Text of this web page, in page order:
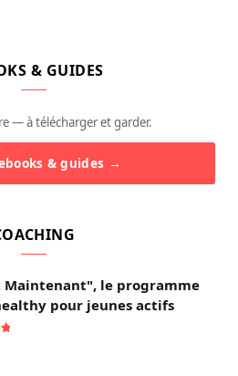
& GUIDES
— à télécharger et garder.
& guides →
Maintenant", le programme
pour jeunes actifs